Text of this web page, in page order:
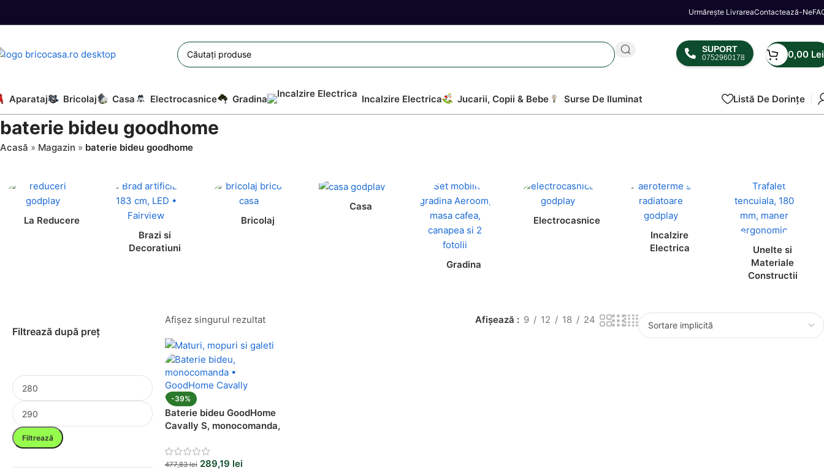
Urmărește LivrareaContactează-Ne
SUPORT
0752960178 0,00 Lei
Aparataj Bricolaj Casa Electrocasnice Gradina Incalzire Electrica Jucarii, Copii & Bebe Surse De Iluminat Listă De Dorințe
baterie bideu goodhome
Acasă » Magazin » baterie bideu goodhome
La Reducere
Brazi si
Decoratiuni
Bricolaj
Casa
Gradina
Electrocasnice
Incalzire
Electrica
Unelte si
Materiale
Constructii
Filtrează după preț
Filtrează
Afișez singurul rezultat Afișează 9 12 18 24
-39%
Baterie bideu GoodHome
Cavally S, monocomanda,
design modern
477,83lei 289,19 lei